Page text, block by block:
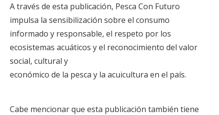
A través de esta publicación, Pesca Con Futuro
impulsa la sensibilización sobre el consumo
informado y responsable, el respeto por los
ecosistemas acuáticos y el reconocimiento del valor
social, cultural y
económico de la pesca y la acuicultura en el país.
Cabe mencionar que esta publicación también tiene